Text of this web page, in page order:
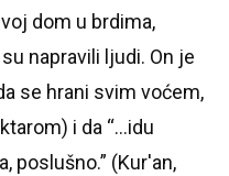
dom u brdima,
napravili ljudi. On je
se hrani svim voćem,
i da “…idu
poslušno.” (Kur'an,